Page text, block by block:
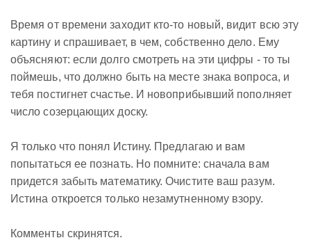
Время от времени заходит кто-то новый, видит всю эту
картину и спрашивает, в чем, собственно дело. Ему
объясняют: если долго смотреть на эти цифры - то ты
поймешь, что должно быть на месте знака вопроса, и
тебя постигнет счастье. И новоприбывший пополняет
число созерцающих доску.
Я только что понял Истину. Предлагаю и вам
попытаться ее познать. Но помните: сначала вам
придется забыть математику. Очистите ваш разум.
Истина откроется только незамутненному взору.
Комменты скринятся.